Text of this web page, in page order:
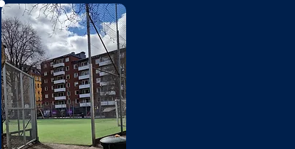
Bild saknas